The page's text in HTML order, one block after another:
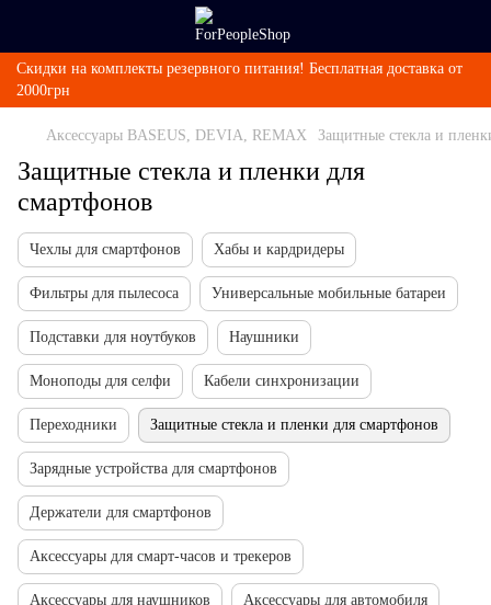
Скидки на комплекты резервного питания! Бесплатная доставка от
2000грн
Аксессуары BASEUS, DEVIA, REMAX Защитные стекла и
Защитные стекла и пленки для
смартфонов
Чехлы для смартфонов Хабы и кардридеры
Фильтры для пылесоса Универсальные мобильные батареи
Подставки для ноутбуков Наушники
Моноподы для селфи Кабели синхронизации
Переходники Защитные стекла и пленки для смартфонов
Зарядные устройства для смартфонов
Держатели для смартфонов
Аксессуары для смарт-часов и трекеров
Аксессуары для наушников Аксессуары для автомобиля